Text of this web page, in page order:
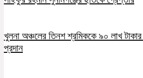
খুলনা অঞ্চলের তিনশ শ্রমিককে ৯০ লাখ
প্রদান